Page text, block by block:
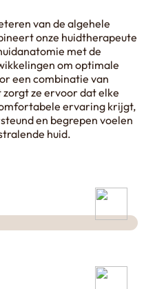
van de algehele
onze huidtherapeute
met de
om optimale
een combinatie van
ze ervoor dat elke
ervaring krijgt,
en begrepen voelen
huid.